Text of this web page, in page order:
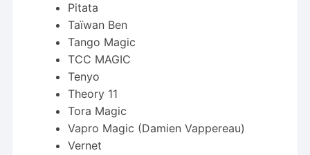
Pitata
Taïwan Ben
Tango Magic
TCC MAGIC
Tenyo
Theory 11
Tora Magic
Vapro Magic (Damien Vappereau)
Vernet